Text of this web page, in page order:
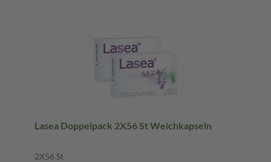
Lasea Doppelpack 2X56 St Weichkapseln
2X56 St